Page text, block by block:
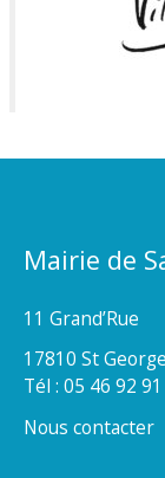
Mairie de
11 Grand’Rue
17810 St
Tél : 05 46 92
Nous contacter